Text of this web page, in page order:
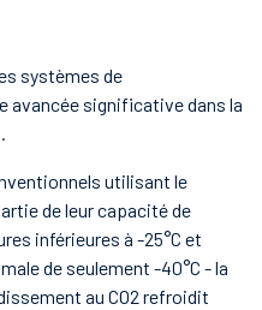
systèmes de
avancée significative dans la
utilisant le
de leur capacité de
inférieures à -25°C et
de seulement -40°C - la
au CO2 refroidit